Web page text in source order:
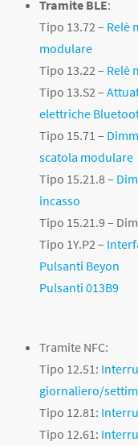
Tramite BLE:
Tipo 13.72 – Relè
modulare
Tipo 13.22 – Relè
Tipo 13.S2 –
elettriche
Tipo 15.71 –
scatola modulare
Tipo 15.21.8 –
incasso
Tipo 15.21.9 –
Tipo 1Y.P2 –
Pulsanti Beyon
Pulsanti 013B9
Tramite NFC:
Tipo 12.51:
giornaliero/
Tipo 12.81:
Tipo 12.61: